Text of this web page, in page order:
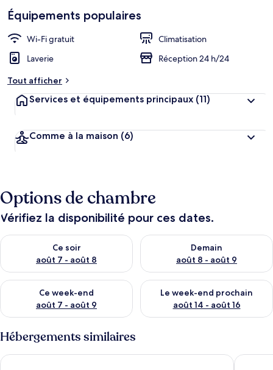
Équipements populaires
Wi-Fi gratuit
Climatisation
Laverie
Réception 24 h/24
Tout afficher
Services et équipements principaux (11)
Comme à la maison (6)
Options de chambre
Vérifiez la disponibilité pour ces dates.
Ce soir
août 7 - août 8
Vérifier la disponibilité pour ce soir août 7 - août 8
Demain
août 8 - août 9
Vérifier la disponibilité pour
Ce week-end
août 7 - août 9
Vérifier la disponibilité pour ce week-end août 7 - août 9
Le week-end prochain
août 14 - août 16
Vérifier la disponibilité pour
Hébergements similaires
The Tint at Phuket town The